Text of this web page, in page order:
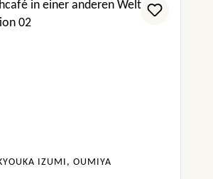
IZUMI, OUMIYA